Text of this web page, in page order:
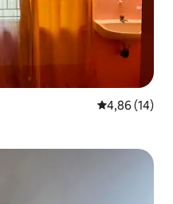
Średnia
4,86 (14)